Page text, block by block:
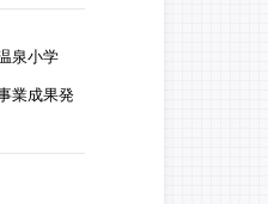
泉小学
業成果発